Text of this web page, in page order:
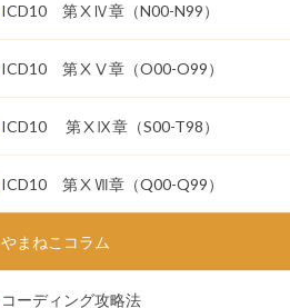
ICD10 第ⅩⅣ章（N00-N99）
ICD10 第ⅩⅤ章（O00-O99）
ICD10 第ⅩⅨ章（S00-T98）
ICD10 第ⅩⅦ章（Q00-Q99）
やまねこコラム
コーディング攻略法